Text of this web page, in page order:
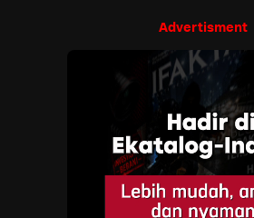
Advertisment